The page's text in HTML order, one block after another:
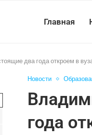
Главная
два года откроем в
Новости
года